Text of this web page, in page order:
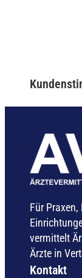
Für
vermittelt
Ärzte in
Kontakt